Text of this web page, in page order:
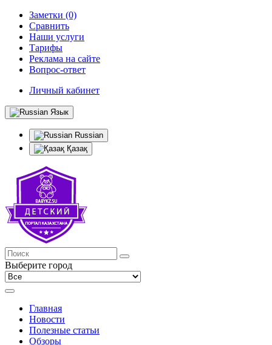
Заметки (0)
Сравнить
Наши услуги
Тарифы
Реклама на сайте
Вопрос-ответ
Личный кабинет
Язык
Russian
Қазақ
Выберите город
Главная
Новости
Полезные статьи
Обзоры